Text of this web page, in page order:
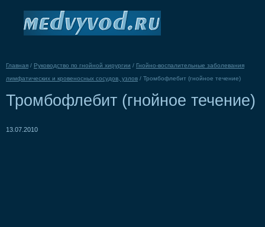
Главная / Руководство по гнойной хирургии / Гнойно-воспалительные заболевания
лимфатических и кровеносных сосудов, узлов / Тромбофлебит (гнойное течение)
Тромбофлебит (гнойное течение)
13.07.2010